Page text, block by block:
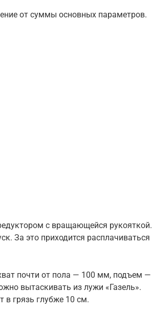
от суммы основных параметров.
с вращающейся рукояткой.
За это приходится расплачиваться
почти от пола — 100 мм, подъем —
вытаскивать из лужи «Газель».
в грязь глубже 10 см.